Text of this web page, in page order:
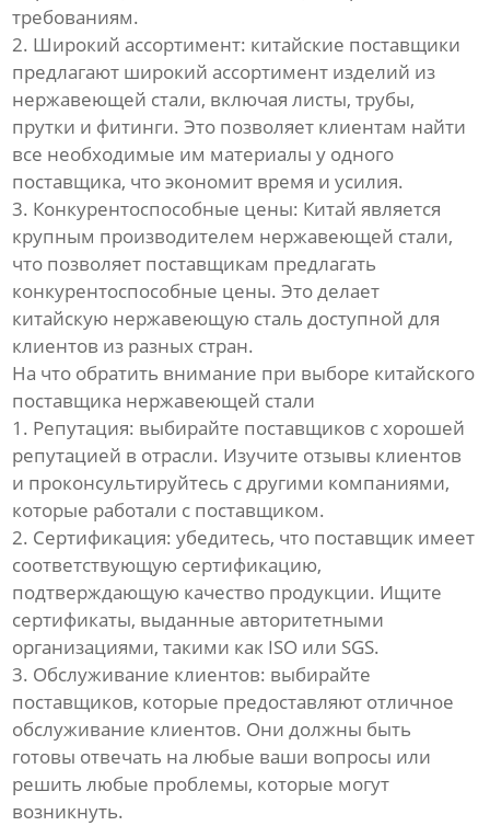
требованиям.
2. Широкий ассортимент: китайские поставщики
предлагают широкий ассортимент изделий из
нержавеющей стали, включая листы, трубы,
прутки и фитинги. Это позволяет клиентам найти
все необходимые им материалы у одного
поставщика, что экономит время и усилия.
3. Конкурентоспособные цены: Китай является
крупным производителем нержавеющей стали,
что позволяет поставщикам предлагать
конкурентоспособные цены. Это делает
китайскую нержавеющую сталь доступной для
клиентов из разных стран.
На что обратить внимание при выборе китайского
поставщика нержавеющей стали
1. Репутация: выбирайте поставщиков с хорошей
репутацией в отрасли. Изучите отзывы клиентов
и проконсультируйтесь с другими компаниями,
которые работали с поставщиком.
2. Сертификация: убедитесь, что поставщик имеет
соответствующую сертификацию,
подтверждающую качество продукции. Ищите
сертификаты, выданные авторитетными
организациями, такими как ISO или SGS.
3. Обслуживание клиентов: выбирайте
поставщиков, которые предоставляют отличное
обслуживание клиентов. Они должны быть
готовы отвечать на любые ваши вопросы или
решить любые проблемы, которые могут
возникнуть.